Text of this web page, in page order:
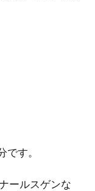
です。
ールスゲンな